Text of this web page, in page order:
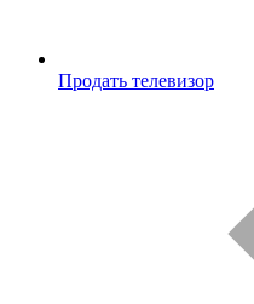
Продать телевизор